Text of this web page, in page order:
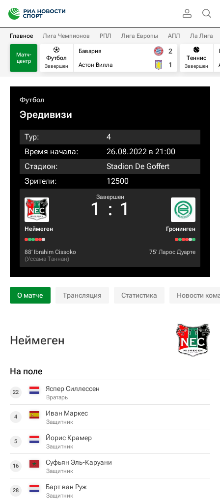
Главное Лига Чемпионов РПЛ Лига Европы АПЛ Ла Лига
Матч-
центр
Футбол
Завершен
Бавария
Астон Вилла
2
1
Теннис
Завершен
Футбол
Эредивизи
Тур:
4
Время начала:
26.08.2022 в 21:00
Стадион:
Stadion De Goffert
Зрители:
12500
Неймеген
Завершен
1 : 1
Гронинген
88‎’‎ Ibrahim Cissoko
(Уссама Таннан)
75‎’‎ Ларос Дуарте
О матче Трансляция Статистика Новости
Неймеген
На поле
22 Яспер Силлессен
Вратарь
4 Иван Маркес
Защитник
5 Йорис Крамер
Защитник
16 Суфьян Эль-Каруани
Защитник
28 Барт ван Руж
Защитник